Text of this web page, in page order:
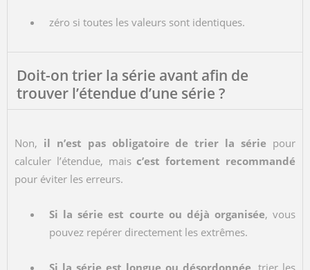
zéro si toutes les valeurs sont identiques.
Doit-on trier la série avant afin de
trouver l’étendue d’une série ?
Non, il n’est pas obligatoire de trier la série pour
calculer l’étendue, maisc’est fortement recommandé
pour éviter les erreurs.
Si la série est courte ou déjà organisée, vous
pouvez repérer directement les extrêmes.
Si la série est longue ou désordonnée , trier les